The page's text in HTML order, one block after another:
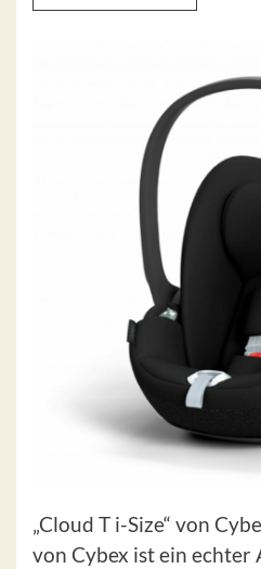
„Cloud T i-Size“ von
von Cybex ist ein echter